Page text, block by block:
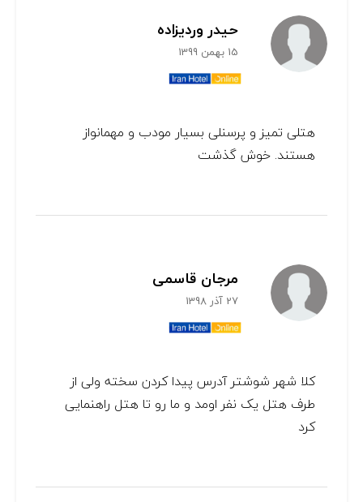
حیدر وردیزاده
15 بهمن 1399
هتلی تمیز و پرسنلی بسیار مودب و مهمانواز
هستند. خوش گذشت
مرجان قاسمی
27 آذر 1398
کلا شهر شوشتر آدرس پیدا کردن سخته ولی از
طرف هتل یک نفر اومد و ما رو تا هتل راهنمایی
کرد